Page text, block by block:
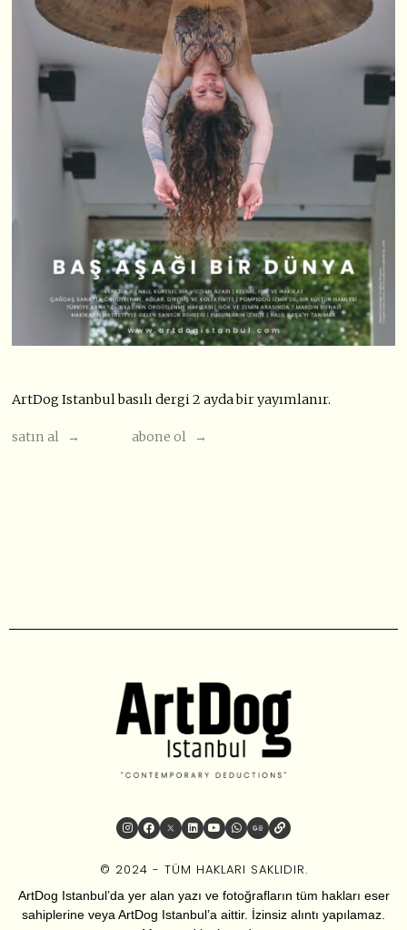
ArtDog Istanbul basılı dergi 2 ayda bir yayımlanır.
satın al → abone ol →
© 2024 - TÜM HAKLARI SAKLIDIR.
ArtDog Istanbul’da yer alan yazı ve fotoğrafların tüm hakları eser
sahiplerine veya ArtDog Istanbul’a aittir. İzinsiz alıntı yapılamaz.